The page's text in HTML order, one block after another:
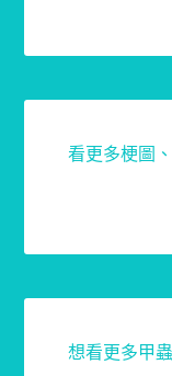
看更多梗圖
想看更多甲